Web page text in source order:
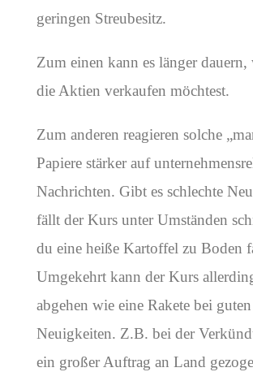
geringen Streubesitz.
Zum einen kann es länger dauern,
die Aktien verkaufen möchtest.
Zum anderen reagieren solche
Papiere stärker auf
Nachrichten. Gibt es schlechte
fällt der Kurs unter Umständen
du eine heiße Kartoffel zu Boden
Umgekehrt kann der Kurs
abgehen wie eine Rakete bei guten
Neuigkeiten. Z.B. bei der
ein großer Auftrag an Land